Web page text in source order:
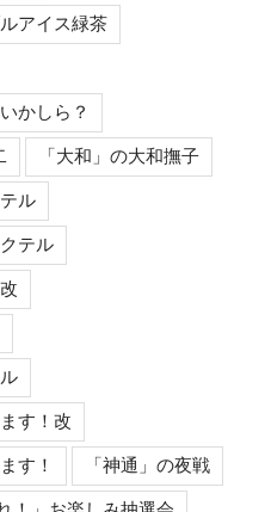
アイス緑茶
かしら？
「大和」の大和撫子
ル
テル
す！改
す！ 「神通」の夜戦